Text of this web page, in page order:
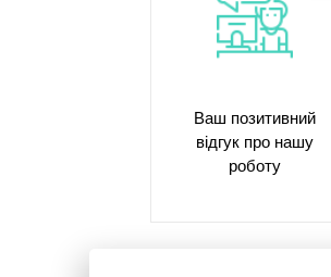
Ваш позитивний
відгук про нашу
роботу